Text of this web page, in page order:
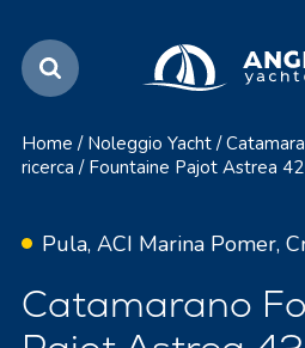
Home / Noleggio Yacht /
ricerca / Fountaine Pajot Astrea
Pula, ACI Marina Pomer,
Catamarano